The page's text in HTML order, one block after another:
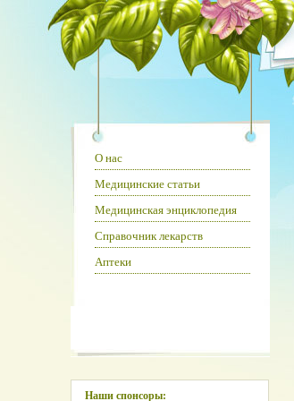
О нас
Медицинские статьи
Медицинская энциклопедия
Справочник лекарств
Аптеки
Наши спонсоры: